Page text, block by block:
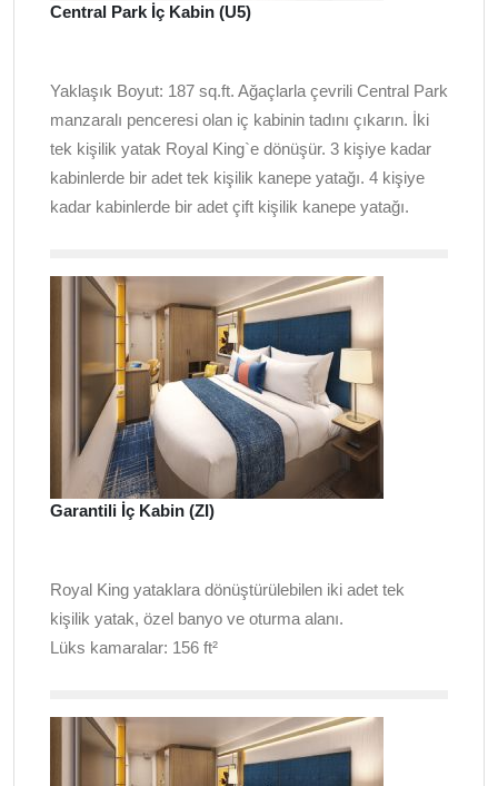
Central Park İç Kabin (U5)
Yaklaşık Boyut: 187 sq.ft. Ağaçlarla çevrili Central Park
manzaralı penceresi olan iç kabinin tadını çıkarın. İki
tek kişilik yatak Royal King`e dönüşür. 3 kişiye kadar
kabinlerde bir adet tek kişilik kanepe yatağı. 4 kişiye
kadar kabinlerde bir adet çift kişilik kanepe yatağı.
Garantili İç Kabin (ZI)
Royal King yataklara dönüştürülebilen iki adet tek
kişilik yatak, özel banyo ve oturma alanı.
Lüks kamaralar: 156 ft²